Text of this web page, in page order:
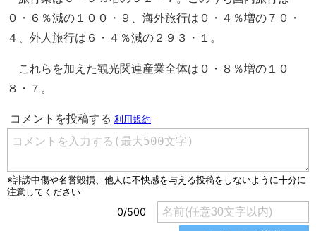
０・６％減の１００・９、海外旅行は０・４％増の７０・
４、外人旅行は６・４％減の２９３・１。
これらを加えた観光関連産業全体は０・８％増の１０
８・７。